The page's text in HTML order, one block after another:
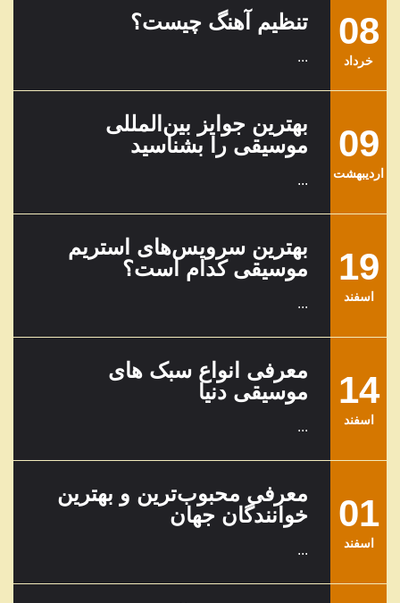
08
خرداد
تنظیم آهنگ چیست؟
...
09
ارديبهشت
بهترین جوایز بین‌المللی
موسیقی را بشناسید
...
19
اسفند
بهترین سرویس‌های استریم
موسیقی کدام است؟
...
14
اسفند
معرفی انواع سبک های
موسیقی دنیا
...
01
اسفند
معرفی محبوب‌ترین و بهترین
خوانندگان جهان
...